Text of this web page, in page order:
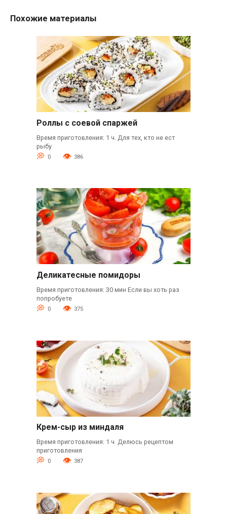
Похожие материалы
Роллы с соевой спаржей
Время приготовления: 1 ч. Для тех, кто не ест
рыбу
0 386
Деликатесные помидоры
Время приготовления: 30 мин Если вы хоть раз
попробуете
0 375
Крем-сыр из миндаля
Время приготовления: 1 ч. Делюсь рецептом
приготовления
0 387